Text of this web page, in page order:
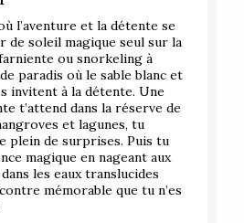
l’aventure et la détente se
de soleil magique seul sur la
ou snorkeling à
paradis où le sable blanc et
invitent à la détente. Une
t’attend dans la réserve de
et lagunes, tu
plein de surprises. Puis tu
magique en nageant aux
les eaux translucides
mémorable que tu n’es